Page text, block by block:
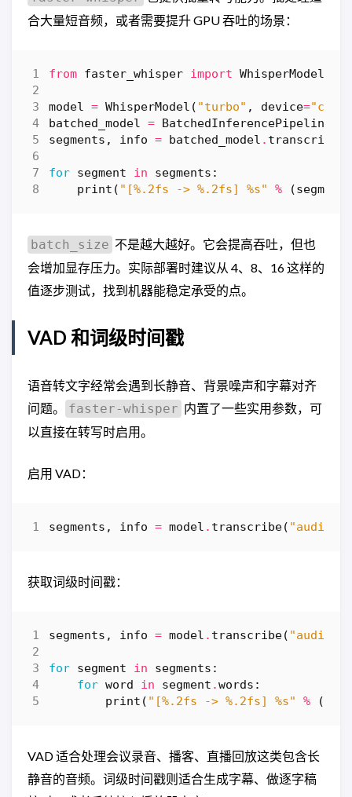
合大量短音频，或者需要提升 GPU 吞吐的场景：
from faster_whisper import WhisperModel
model = WhisperModel ( "turbo" , device=
batched_model = BatchedInferencePipeline
segments , info = batched_model . transcribe
for segment in segments :
print ( "[%.2fs -> %.2fs] %s" % (segment
batch_size 不是越大越好。它会提高吞吐，但也
会增加显存压力。实际部署时建议从 4、8、16 这样的
值逐步测试，找到机器能稳定承受的点。
VAD 和词级时间戳
语音转文字经常会遇到长静音、背景噪声和字幕对齐
问题。
faster-whisper 内置了一些实用参数，可
以直接在转写时启用。
启用 VAD：
segments , info = model . transcribe(
获取词级时间戳：
segments , info = model . transcribe(
for segment in segments :
for word in segment .words :
print ( "[%.2fs -> %.2fs] %s" % (
VAD 适合处理会议录音、播客、直播回放这类包含长
静音的音频。词级时间戳则适合生成字幕、做逐字稿